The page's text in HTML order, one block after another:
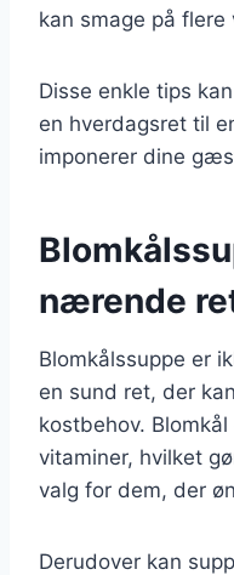
kan smage på flere
Disse enkle tips
en hverdagsret til
imponerer dine
nærende
Blomkålssuppe er
en sund ret, der
kostbehov.
vitaminer, hvilket
valg for dem, der
Derudover kan